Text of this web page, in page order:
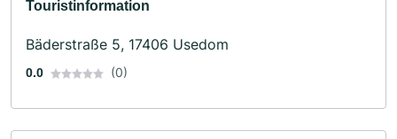
Touristinformation
Bäderstraße 5, 17406 Usedom
0.0 (0)